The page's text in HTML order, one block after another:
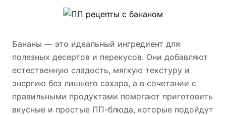
Бананы — это идеальный ингредиент для
полезных десертов и перекусов. Они добавляют
естественную сладость, мягкую текстуру и
энергию без лишнего сахара, а в сочетании с
правильными продуктами помогают приготовить
вкусные и простые ПП-блюда, которые подойдут